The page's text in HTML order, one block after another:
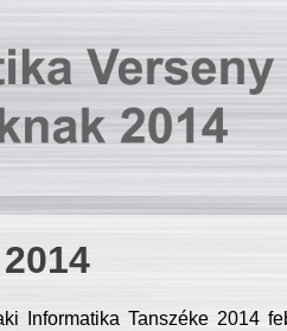
Informatika Tanszéke 2014